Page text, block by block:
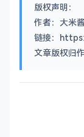
版权声明：
作者：大米酱
链接：
文章版权归